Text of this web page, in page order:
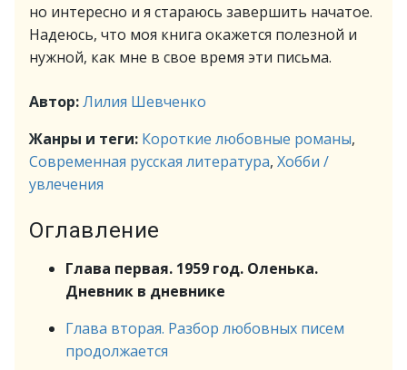
но интересно и я стараюсь завершить начатое.
Надеюсь, что моя книга окажется полезной и
нужной, как мне в свое время эти письма.
Автор:Лилия Шевченко
Жанры и теги: Короткие любовные романы,
Современная русская литература, Хобби /
увлечения
Оглавление
Глава первая. 1959 год. Оленька.
Дневник в дневнике
Глава вторая. Разбор любовных писем
продолжается